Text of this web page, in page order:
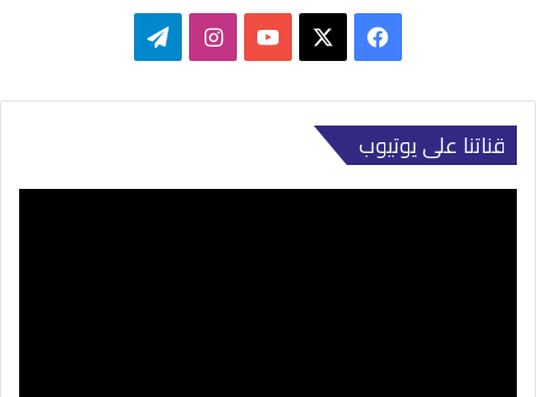
فيسبوك ‫YouTubeانستقرامتيلقرام
قناتنا على يوتيوب